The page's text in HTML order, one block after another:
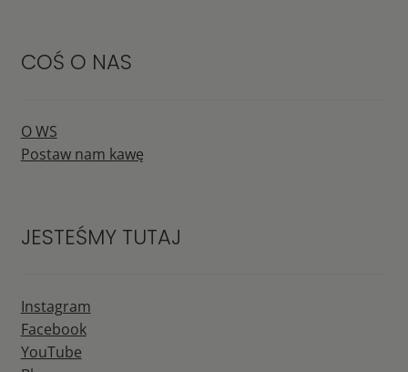
COŚ O NAS
O WS
Postaw nam kawę
JESTEŚMY TUTAJ
Instagram
Facebook
YouTube